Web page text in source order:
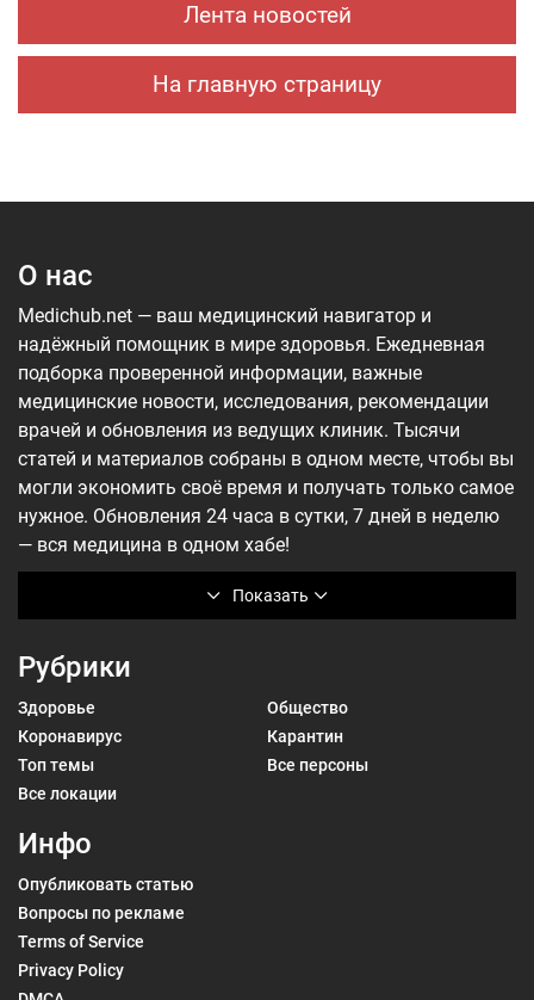
Лента новостей
На главную страницу
О нас
Показать
Medichub.net — ваш медицинский навигатор и
надёжный помощник в мире здоровья. Ежедневная
подборка проверенной информации, важные
медицинские новости, исследования, рекомендации
врачей и обновления из ведущих клиник. Тысячи
статей и материалов собраны в одном месте, чтобы вы
могли экономить своё время и получать только самое
нужное. Обновления 24 часа в сутки, 7 дней в неделю
— вся медицина в одном хабе!
Рубрики
Здоровье
Общество
Коронавирус
Карантин
Топ темы
Все персоны
Все локации
Инфо
Опубликовать статью
Вопросы по рекламе
Terms of Service
Privacy Policy